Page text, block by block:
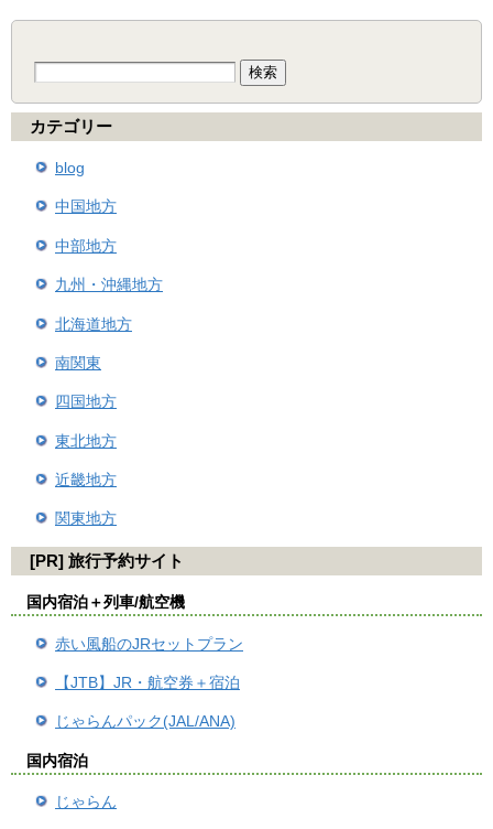
索:
カテゴリー
blog
中国地方
中部地方
九州・沖縄地方
北海道地方
南関東
四国地方
東北地方
近畿地方
関東地方
[PR] 旅行予約サイト
国内宿泊＋列車/航空機
赤い風船のJRセットプラン
【JTB】JR・航空券＋宿泊
じゃらんパック(JAL/ANA)
国内宿泊
じゃらん